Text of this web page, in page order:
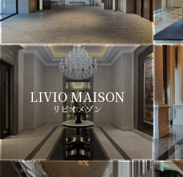
LIVIO MAISON
リビオメゾン